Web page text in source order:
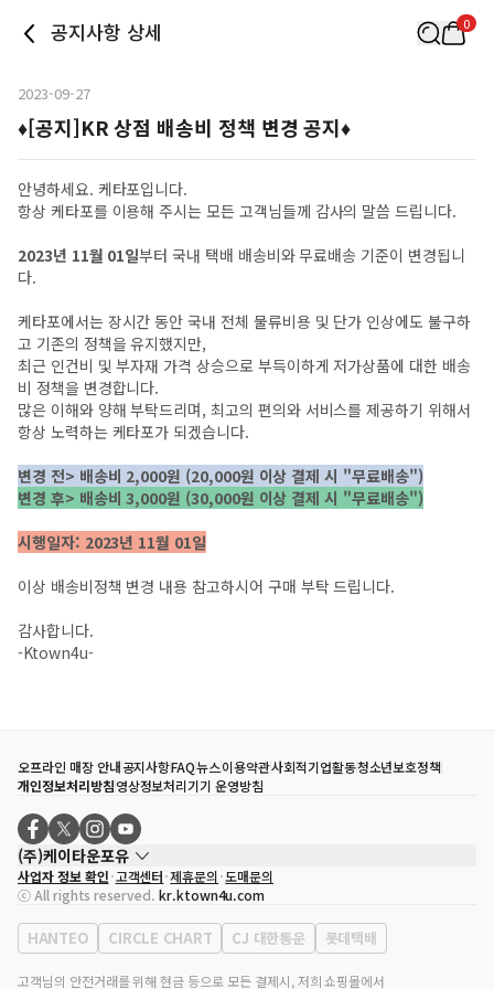
공지사항 상세 0
2023-09-27
♦[공지]KR 상점 배송비 정책 변경 공지♦
안녕하세요. 케타포입니다.
항상 케타포를 이용해 주시는 모든 고객님들께 감사의 말씀 드립니다.
2023년 11월 01일부터 국내 택배 배송비와 무료배송 기준이 변경됩니
다.
케타포에서는 장시간 동안 국내 전체 물류비용 및 단가 인상에도 불구하
고 기존의 정책을 유지했지만,
최근 인건비 및 부자재 가격 상승으로 부득이하게 저가상품에 대한 배송
비 정책을 변경합니다.
많은 이해와 양해 부탁드리며, 최고의 편의와 서비스를 제공하기 위해서
항상 노력하는 케타포가 되겠습니다.
변경 전> 배송비 2,000원 (20,000원 이상 결제 시 "무료배송")
변경 후> 배송비 3,000원 (30,000원 이상 결제 시 "무료배송")
시행일자: 2023년 11월 01일
이상 배송비정책 변경 내용 참고하시어 구매 부탁 드립니다.
감사합니다.
-Ktown4u-
오프라인 매장 안내공지사항FAQ뉴스이용약관사회적기업활동청소년보호정책
개인정보처리방침영상정보처리기기 운영방침
(주)케이타운포유
대표자
송효민
사업자등록번호
120-87-71116
통신판매업 신고번호 제2011-서울강남-02223
대표전화
02-552-9855
사업자 정보 확인 고객센터 제휴문의 도매문의
ⓒ All rights reserved. kr.ktown4u.com
HANTEO CIRCLE CHART CJ 대한통운 롯데택배
고객님의 안전거래를 위해 현금 등으로 모든 결제시, 저희 쇼핑몰에서